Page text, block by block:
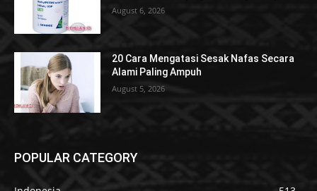
August 6, 2026
20 Cara Mengatasi Sesak Nafas Secara
Alami Paling Ampuh
August 5, 2026
POPULAR CATEGORY